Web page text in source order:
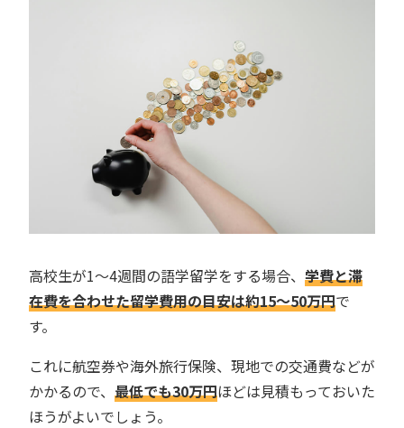
高校生が1〜4週間の語学留学をする場合、 学費と滞
在費を合わせた留学費用の目安は約15〜50万円で
す。
これに航空券や海外旅行保険、現地での交通費などが
かかるので、 最低でも30万円ほどは見積もっておいた
ほうがよいでしょう。